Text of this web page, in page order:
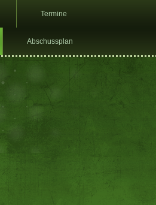
Termine
Abschussplan